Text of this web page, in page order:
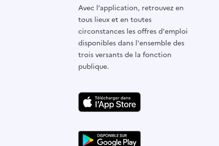
Avec l’application, retrouvez en
tous lieux et en toutes
circonstances les offres d'emploi
disponibles dans l'ensemble des
trois versants de la fonction
publique.